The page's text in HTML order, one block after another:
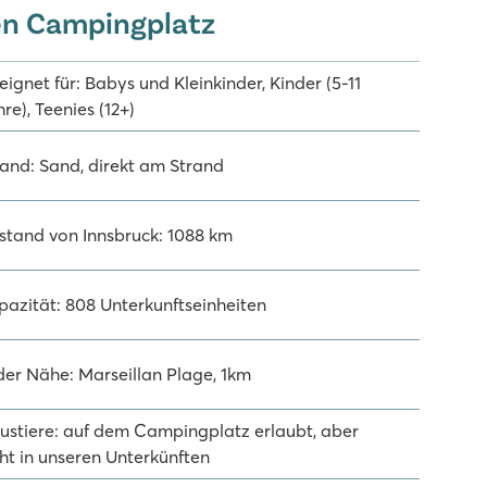
Campingplatz
für: Babys und Kleinkinder, Kinder (5-11
Teenies (12+)
Sand, direkt am Strand
von Innsbruck: 1088 km
808 Unterkunftseinheiten
Nähe: Marseillan Plage, 1km
auf dem Campingplatz erlaubt, aber
in unseren Unterkünften